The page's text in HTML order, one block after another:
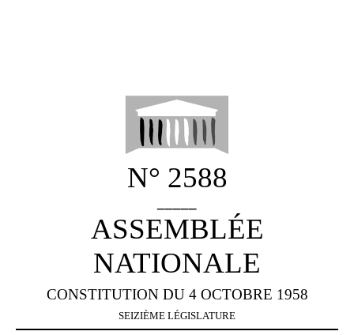
N° 2588
ASSEMBLÉE
NATIONALE
CONSTITUTION DU 4 OCTOBRE 1958
SEIZIÈME LÉGISLATURE